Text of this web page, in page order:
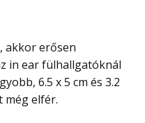
in ear fülhallgatóknál
6.5 x 5 cm és 3.2
még elfér.